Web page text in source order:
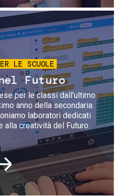
Immagine
LE SCUOLE
Futuro
per le classi dall'ultimo
anno della secondaria.
laboratori dedicati
alla creatività del Futuro.